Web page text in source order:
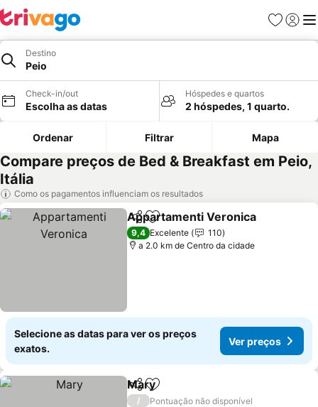
Favoritos
Iniciar
Destino
Peio
Check-in/out
Escolha as datas
Hóspedes e quartos
2 hóspedes, 1 quarto.
Ordenar Filtrar Mapa
Compare preços de Bed & Breakfast em Peio,
Itália
Como os pagamentos influenciam os resultados
PartilharAdicionar aos favoritos
Appartamenti Veronica
9,4 Excelente
110
a 2.0 km de Centro da cidade
Selecione as datas para ver os preços
exatos.
Ver preços
PartilharAdicionar aos favoritos
Mary
/
Pontuação não disponível